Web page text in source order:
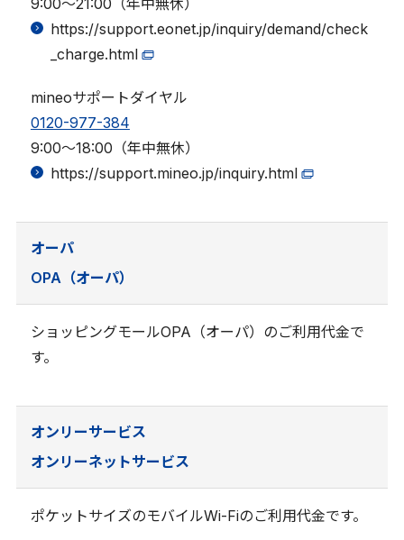
https://support.eonet.jp/inquiry/demand/check
_charge.html
mineoサポートダイヤル
0120-977-384
9:00～18:00（年中無休）
https://support.mineo.jp/inquiry.html
オーパ
OPA（オーパ）
ショッピングモールOPA（オーパ）のご利用代金で
す。
オンリーサービス
オンリーネットサービス
ポケットサイズのモバイルWi-Fiのご利用代金です。